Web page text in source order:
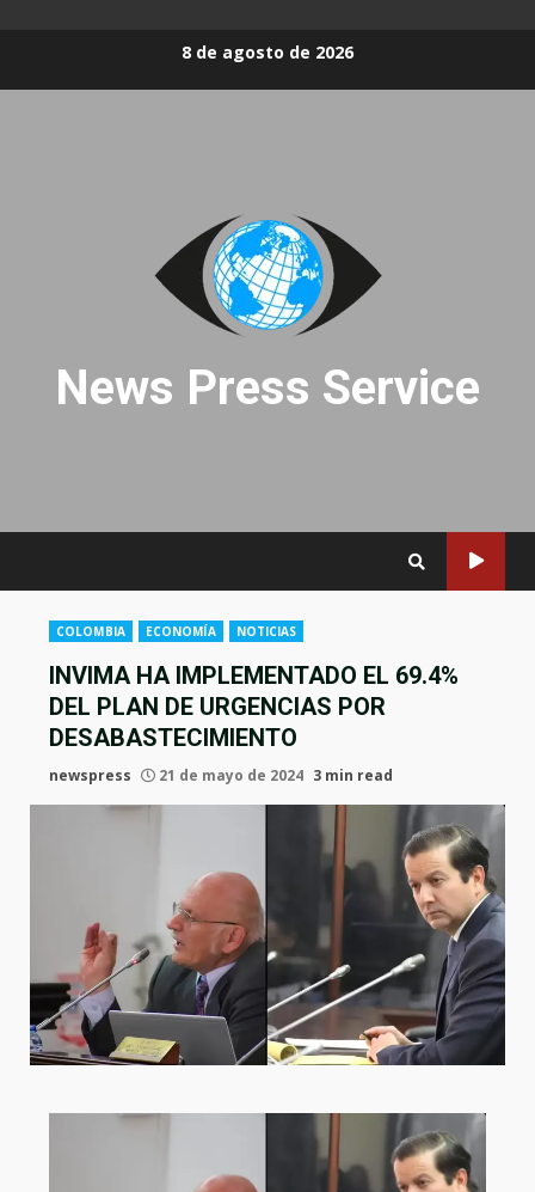
8 de agosto de 2026
News Press Service
COLOMBIA ECONOMÍA NOTICIAS
INVIMA HA IMPLEMENTADO EL 69.4%
DEL PLAN DE URGENCIAS POR
DESABASTECIMIENTO
newspress 21 de mayo de 2024 3 min read